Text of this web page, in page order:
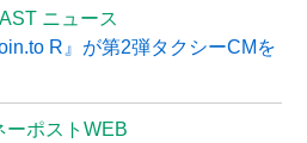
ニュース
R』が第2弾タクシーCMを
ーポストWEB